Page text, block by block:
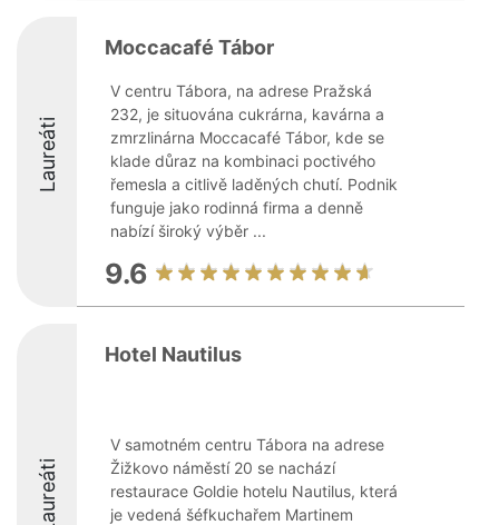
Laureáti
Moccacafé Tábor
V centru Tábora, na adrese Pražská
232, je situována cukrárna, kavárna a
zmrzlinárna Moccacafé Tábor, kde se
klade důraz na kombinaci poctivého
řemesla a citlivě laděných chutí. Podnik
funguje jako rodinná firma a denně
nabízí široký výběr ...
9.6
Laureáti
Hotel Nautilus
V samotném centru Tábora na adrese
Žižkovo náměstí 20 se nachází
restaurace Goldie hotelu Nautilus, která
je vedená šéfkuchařem Martinem